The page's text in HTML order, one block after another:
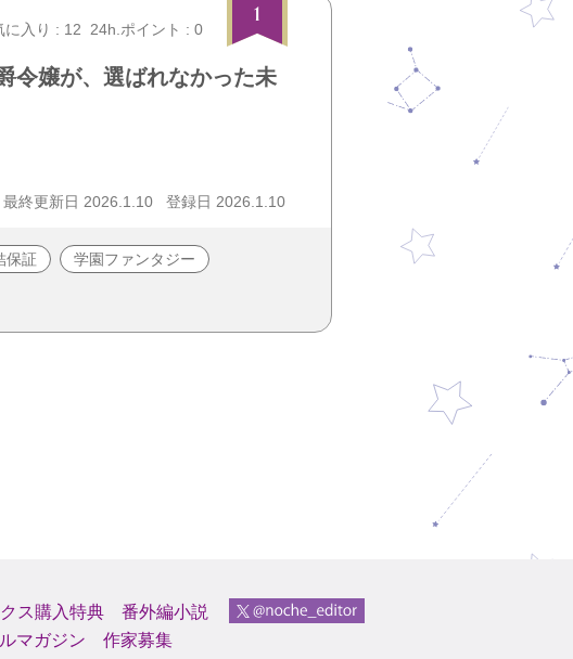
1
に入り : 12 24h.ポイント : 0
令嬢が、選ばれなかった未
最終更新日 2026.1.10 登録日 2026.1.10
保証 学園ファンタジー
ス購入特典
番外編小説
マガジン
作家募集